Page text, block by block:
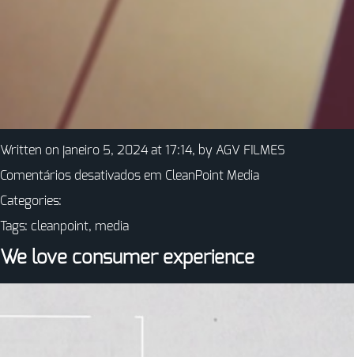
Written on janeiro 5, 2024 at 17:14, by AGV FILMES
Comentários desativados em CleanPoint Media
Categories:
Tags: cleanpoint, media
We love consumer experience